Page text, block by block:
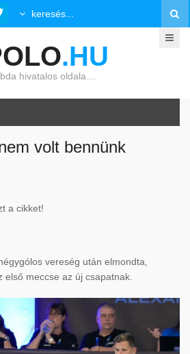
.HU
hivatalos oldala…
volt bennünk
a cikket!
vereség után elmondta,
meccse az új csapatnak.